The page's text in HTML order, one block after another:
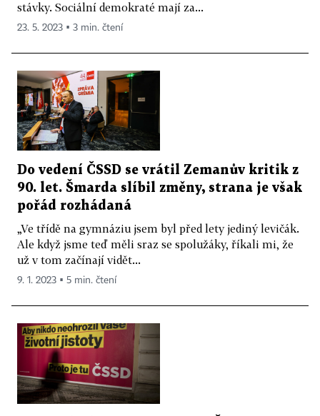
stávky. Sociální demokraté mají za...
23. 5. 2023 ▪ 3 min. čtení
Do vedení ČSSD se vrátil Zemanův kritik z
90. let. Šmarda slíbil změny, strana je však
pořád rozhádaná
„Ve třídě na gymnáziu jsem byl před lety jediný levičák.
Ale když jsme teď měli sraz se spolužáky, říkali mi, že
už v tom začínají vidět...
9. 1. 2023 ▪ 5 min. čtení